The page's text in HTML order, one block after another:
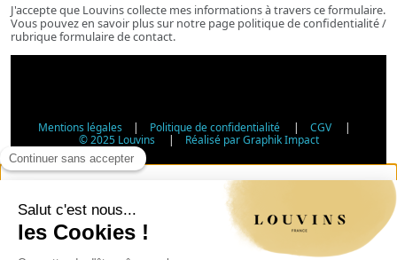
J'accepte que Louvins collecte mes informations à travers ce formulaire.
Vous pouvez en savoir plus sur notre page politique de confidentialité /
rubrique formulaire de contact.
Mentions légales | Politique de confidentialité | CGV |
© 2025 Louvins | Réalisé par Graphik Impact
Vérification d'âge - Vente d'alcool
Conformément à l'article L3342-1 du Code de la santé
publique, la vente d'alcool est interdite aux mineurs de
moins de 18 ans. Veuillez confirmer votre âge.